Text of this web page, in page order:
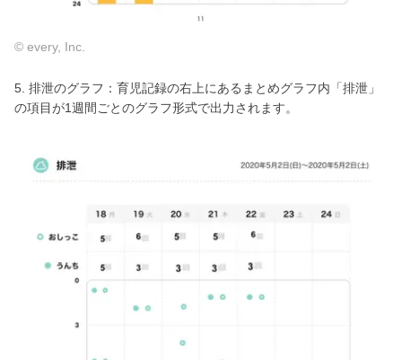
© every, Inc.
5. 排泄のグラフ：育児記録の右上にあるまとめグラフ内「排泄」
の項目が1週間ごとのグラフ形式で出力されます。